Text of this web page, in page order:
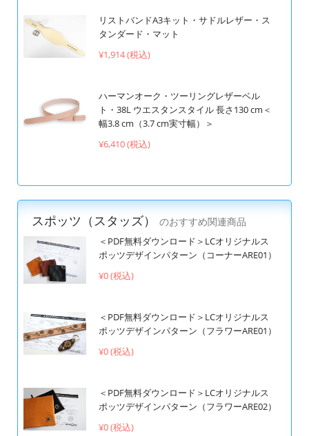
リストバンドA3キット・サドルレザー・ス
タンダード・マット
¥1,914 (税込)
ハーマンオーク・ツーリングレザーベル
ト・38L ウエスタンスタイル 長さ130 cm＜
幅3.8 cm（3.7 cm実寸幅）＞
¥6,410 (税込)
スポッツ（スタッズ）
のおすすめ関連商品
＜PDF無料ダウンロード＞LCオリジナルス
ポッツデザインパターン（コーナーARE01）
¥0 (税込)
＜PDF無料ダウンロード＞LCオリジナルス
ポッツデザインパターン（フラワーARE01）
¥0 (税込)
＜PDF無料ダウンロード＞LCオリジナルス
ポッツデザインパターン（フラワーARE02）
¥0 (税込)